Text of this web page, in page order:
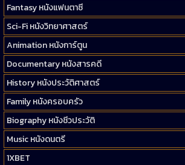
Fantasy หนังแฟนตาซี
Sci-Fi หนังวิทยาศาสตร์
Animation หนังการ์ตูน
Documentary หนังสารคดี
History หนังประวัติศาสตร์
Family หนังครอบครัว
Biography หนังชีวประวัติ
Music หนังดนตรี
1XBET